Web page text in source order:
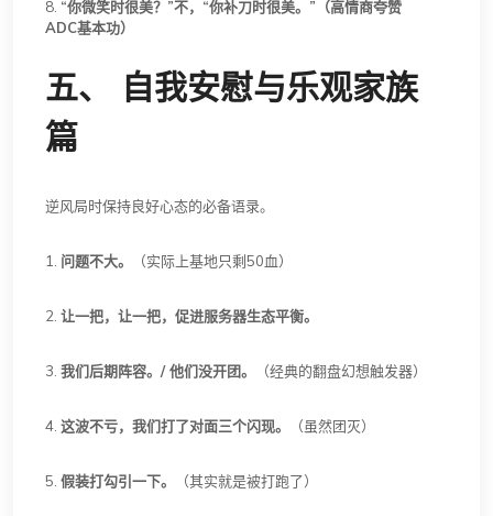
8. “你微笑时很美？”不，“你补刀时很美。”（高情商夸赞
ADC基本功）
五、 自我安慰与乐观家族
篇
逆风局时保持良好心态的必备语录。
1. 问题不大。 （实际上基地只剩50血）
2. 让一把，让一把，促进服务器生态平衡。
3. 我们后期阵容。/ 他们没开团。 （经典的翻盘幻想触发器）
4. 这波不亏，我们打了对面三个闪现。 （虽然团灭）
5. 假装打勾引一下。 （其实就是被打跑了）